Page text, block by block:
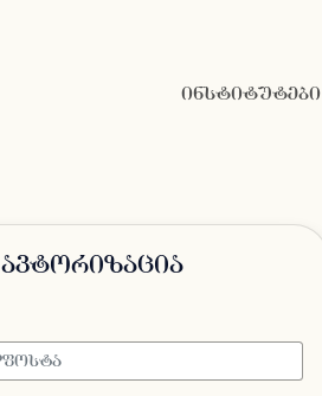
ინსტიტუტები
ავტორიზაცია